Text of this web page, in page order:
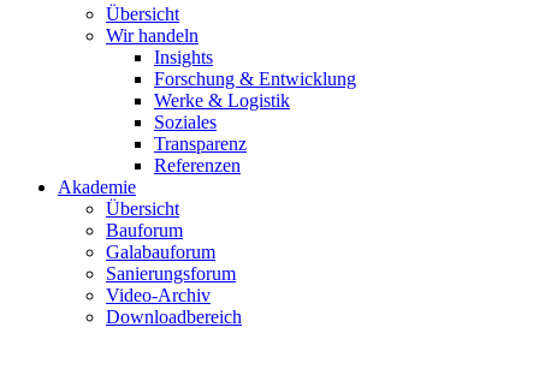
Übersicht
Wir handeln
Insights
Forschung & Entwicklung
Werke & Logistik
Soziales
Transparenz
Referenzen
Akademie
Übersicht
Bauforum
Galabauforum
Sanierungsforum
Video-Archiv
Downloadbereich